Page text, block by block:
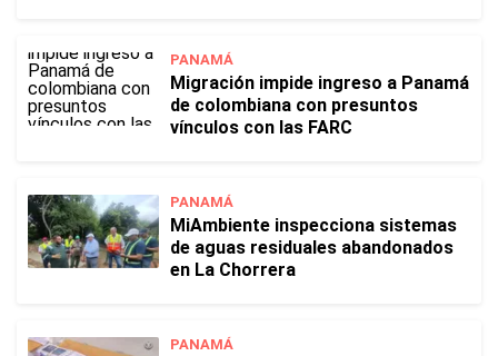
PANAMÁ
Migración impide ingreso a Panamá
de colombiana con presuntos
vínculos con las FARC
PANAMÁ
MiAmbiente inspecciona sistemas
de aguas residuales abandonados
en La Chorrera
PANAMÁ